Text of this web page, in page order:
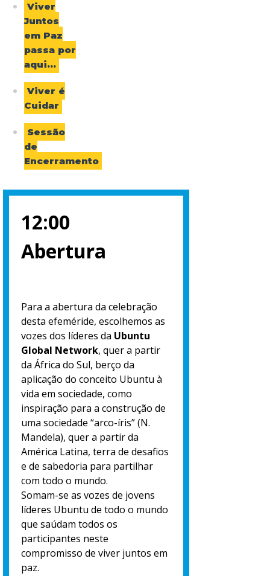
Viver
Juntos
em Paz
passa por
aqui…
Viver é
Cuidar
Sessão
de
Encerramento
12:00
Abertura
Para a abertura da celebração
desta efeméride, escolhemos as
vozes dos líderes da Ubuntu
Global Network, quer a partir
da África do Sul, berço da
aplicação do conceito Ubuntu à
vida em sociedade, como
inspiração para a construção de
uma sociedade “arco-íris” (N.
Mandela), quer a partir da
América Latina, terra de desafios
e de sabedoria para partilhar
com todo o mundo.
Somam-se as vozes de jovens
líderes Ubuntu de todo o mundo
que saúdam todos os
participantes neste
compromisso de viver juntos em
paz.